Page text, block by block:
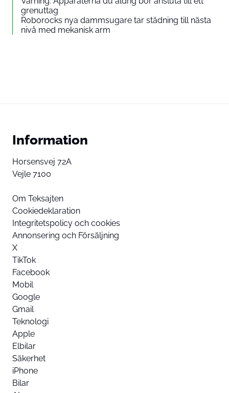
grenuttag
Roborocks nya dammsugare tar städning till nästa
nivå med mekanisk arm
Information
Horsensvej 72A
Vejle 7100
Om Teksajten
Cookiedeklaration
Integritetspolicy och cookies
Annonsering och Försäljning
X
TikTok
Facebook
Mobil
Google
Gmail
Teknologi
Apple
Elbilar
Säkerhet
iPhone
Bilar